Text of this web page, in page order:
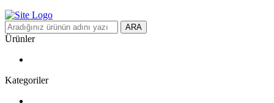
ARA
Ürünler
Kategoriler